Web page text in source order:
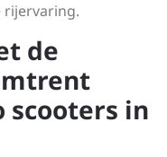
rijervaring.
de
scooters in